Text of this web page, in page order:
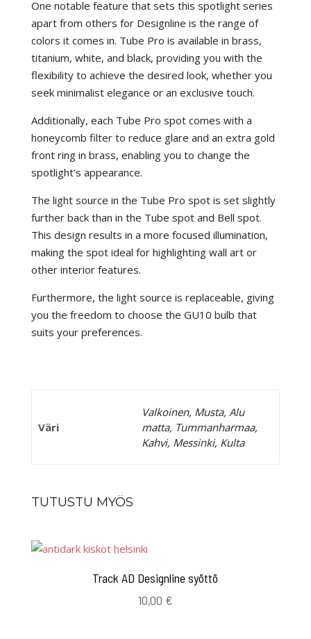
One notable feature that sets this spotlight series
apart from others for Designline is the range of
colors it comes in. Tube Pro is available in brass,
titanium, white, and black, providing you with the
flexibility to achieve the desired look, whether you
seek minimalist elegance or an exclusive touch.
Additionally, each Tube Pro spot comes with a
honeycomb filter to reduce glare and an extra gold
front ring in brass, enabling you to change the
spotlight’s appearance.
The light source in the Tube Pro spot is set slightly
further back than in the Tube spot and Bell spot.
This design results in a more focused illumination,
making the spot ideal for highlighting wall art or
other interior features.
Furthermore, the light source is replaceable, giving
you the freedom to choose the GU10 bulb that
suits your preferences.
Väri
Valkoinen, Musta, Alu
matta, Tummanharmaa,
Kahvi, Messinki, Kulta
TUTUSTU MYÖS
Track AD Designline syöttö
10,00 €